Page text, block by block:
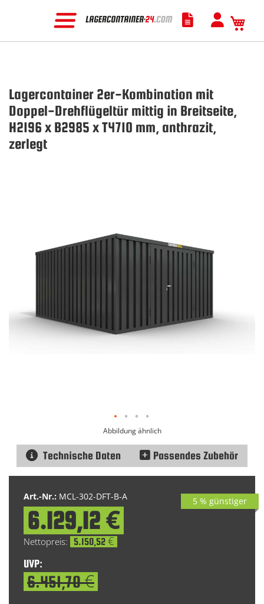
Lagercontainer 2er-Kombination mit
Doppel-Drehflügeltür mittig in Breitseite,
H2196 x B2985 x T4710 mm, anthrazit,
zerlegt
Art.-Nr.: MCL-302-DFT-B-A
Special
Price
6.129,12 €
5.150,52 €
UVP:
6.451,70 €
5 % günstiger
Abbildung ähnlich
Technische Daten Passendes Zubehör
Anfang
Bildgalerie
springen